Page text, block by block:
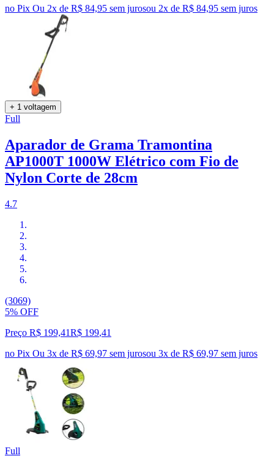
no Pix Ou 2x de R$ 84,95 sem jurosou 2x de R$ 84,95 sem juros
+ 1 voltagem
Full
Aparador de Grama Tramontina
AP1000T 1000W Elétrico com Fio de
Nylon Corte de 28cm
4.7
(3069)
5% OFF
Preço R$ 199,41R$ 199,41
no Pix Ou 3x de R$ 69,97 sem jurosou 3x de R$ 69,97 sem juros
Full